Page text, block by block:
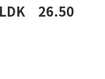
26.50